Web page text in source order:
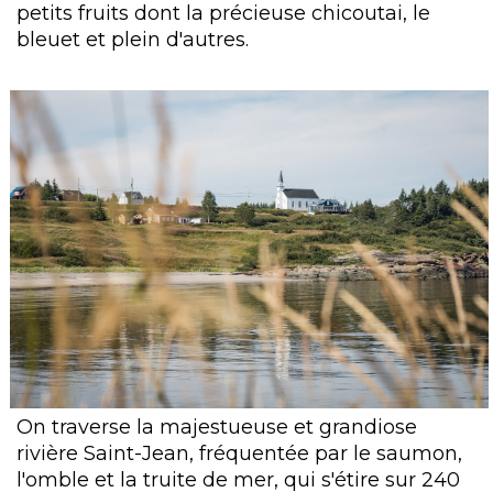
petits fruits dont la précieuse chicoutai, le
bleuet et plein d'autres.
On traverse la majestueuse et grandiose
rivière Saint-Jean, fréquentée par le saumon,
l'omble et la truite de mer, qui s'étire sur 240